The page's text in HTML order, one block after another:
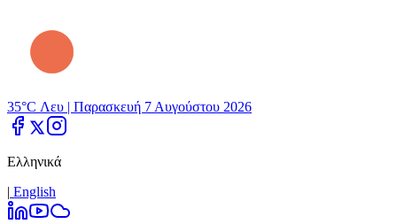
35°C Λευ | Παρασκευή 7 Αυγούστου 2026
Ελληνικά
| Εnglish